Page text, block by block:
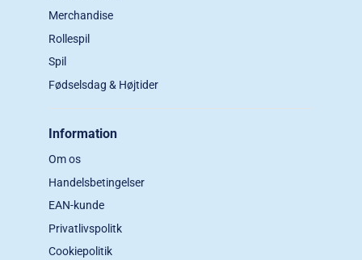
Merchandise
Rollespil
Spil
Fødselsdag & Højtider
Information
Om os
Handelsbetingelser
EAN-kunde
Privatlivspolitk
Cookiepolitik